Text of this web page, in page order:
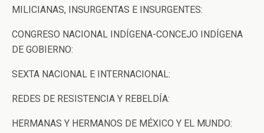
MILICIANAS, INSURGENTAS E INSURGENTES:
CONGRESO NACIONAL INDÍGENA-CONCEJO INDÍGENA
DE GOBIERNO:
SEXTA NACIONAL E INTERNACIONAL:
REDES DE RESISTENCIA Y REBELDÍA:
HERMANAS Y HERMANOS DE MÉXICO Y EL MUNDO: